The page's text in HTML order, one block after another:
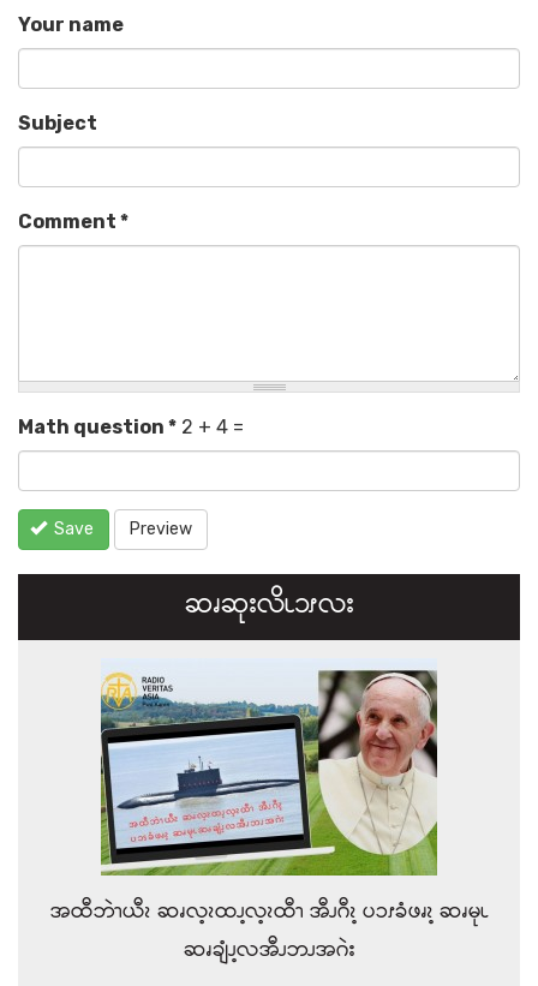
Your name
Subject
Comment *
Math question * 2 + 4 =
Save Preview
ဆၧဆုးလိၬ၁ၭလး
အထီဘဲၫယီၩ ဆၧလ့ၩထၪ့လ့ၩထီၫ အီၪဂီၩ့ ပၥၭခံဖၧၩ့ ဆၧမုၬ
ဆၧချံၪ့လအီၪဘၪအဂဲး